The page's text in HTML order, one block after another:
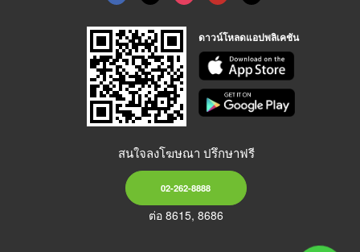
ดาวน์โหลดแอปพลิเคชัน
สนใจลงโฆษณา ปรึกษาฟรี
02-262-8888
ต่อ 8615, 8686